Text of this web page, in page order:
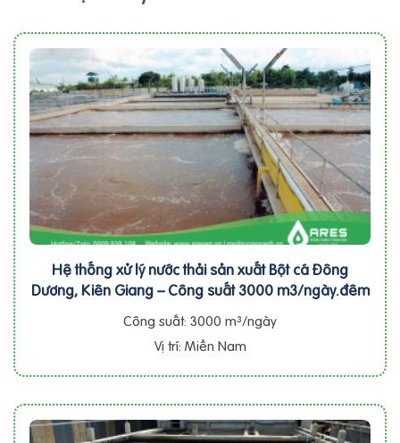
Hệ thống xử lý nước thải sản xuất Bột cá Đông
Dương, Kiên Giang – Công suất 3000 m3/ngày.đêm
Công suất: 3000 m³/ngày
Vị trí: Miền Nam